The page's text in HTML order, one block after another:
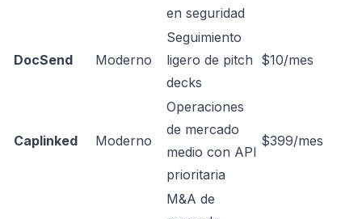
en seguridad
DocSend Moderno
Seguimiento
ligero de pitch
decks
$10/mes
Caplinked Moderno
Operaciones
de mercado
medio con API
prioritaria
$399/mes
M&A de